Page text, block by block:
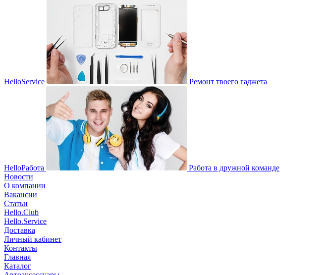
HelloService Ремонт твоего гаджета
HelloРабота
Работа в дружной команде
Новости
О компании
Вакансии
Статьи
Hello.Club
Hello.Service
Доставка
Личный кабинет
Контакты
Главная
Каталог